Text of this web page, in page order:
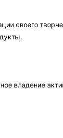
своего
владение